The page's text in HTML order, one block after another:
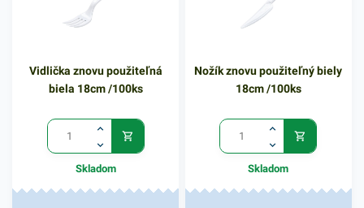
rôznymi nečistotami. Na
prášok jemným trením
Čistiaci prostriedok má
hmotnosť 400g. V našej
širokej ponuke nájdete
Vidlička znovu použiteľná
biela 18cm /100ks
Skladom
Nožík znovu použiteľný biely
18cm /100ks
Skladom